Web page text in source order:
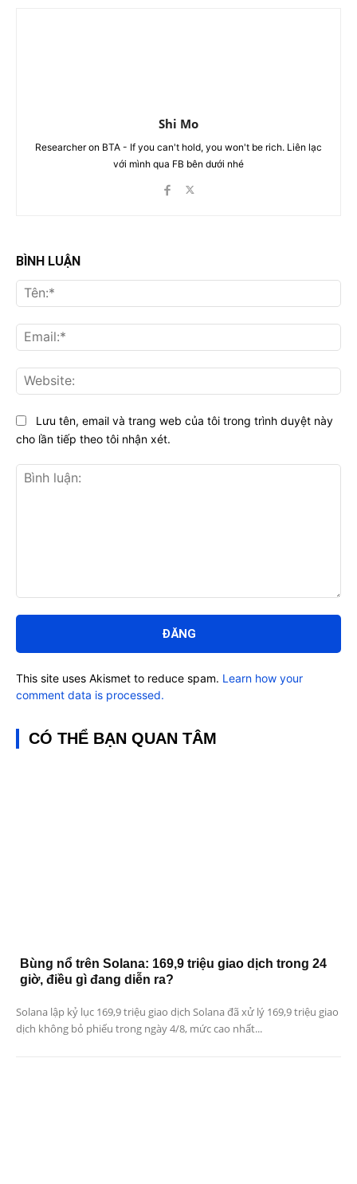
Shi Mo
Researcher on BTA - If you can't hold, you won't be rich. Liên lạc
với mình qua FB bên dưới nhé
BÌNH LUẬN
luận:
Lưu tên, email và trang web của tôi trong trình duyệt này
cho lần tiếp theo tôi nhận xét.
This site uses Akismet to reduce spam. Learn how your
comment data is processed.
CÓ THỂ BẠN QUAN TÂM
Bùng nổ trên Solana: 169,9 triệu giao dịch trong 24
giờ, điều gì đang diễn ra?
Solana lập kỷ lục 169,9 triệu giao dịch Solana đã xử lý 169,9 triệu giao
dịch không bỏ phiếu trong ngày 4/8, mức cao nhất...